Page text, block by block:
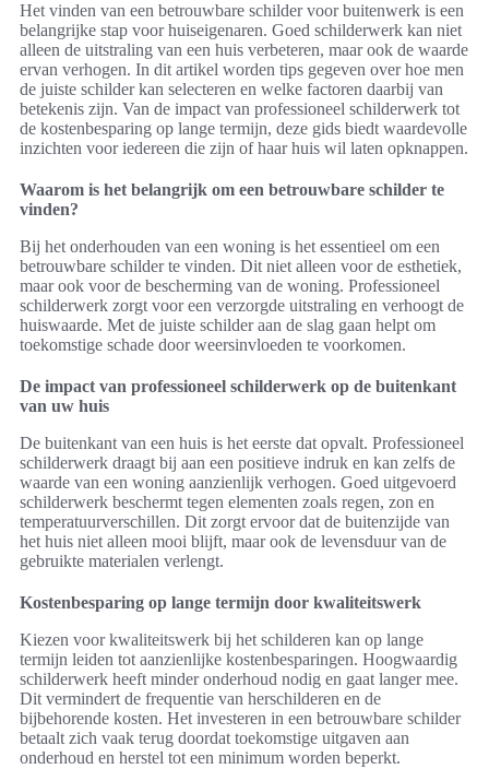
Het vinden van een betrouwbare schilder voor buitenwerk is een
belangrijke stap voor huiseigenaren. Goed schilderwerk kan niet
alleen de uitstraling van een huis verbeteren, maar ook de waarde
ervan verhogen. In dit artikel worden tips gegeven over hoe men
de juiste schilder kan selecteren en welke factoren daarbij van
betekenis zijn. Van de impact van professioneel schilderwerk tot
de kostenbesparing op lange termijn, deze gids biedt waardevolle
inzichten voor iedereen die zijn of haar huis wil laten opknappen.
Waarom is het belangrijk om een betrouwbare schilder te
vinden?
Bij het onderhouden van een woning is het essentieel om een
betrouwbare schilder te vinden. Dit niet alleen voor de esthetiek,
maar ook voor de bescherming van de woning. Professioneel
schilderwerk zorgt voor een verzorgde uitstraling en verhoogt de
huiswaarde. Met de juiste schilder aan de slag gaan helpt om
toekomstige schade door weersinvloeden te voorkomen.
De impact van professioneel schilderwerk op de buitenkant
van uw huis
De buitenkant van een huis is het eerste dat opvalt. Professioneel
schilderwerk draagt bij aan een positieve indruk en kan zelfs de
waarde van een woning aanzienlijk verhogen. Goed uitgevoerd
schilderwerk beschermt tegen elementen zoals regen, zon en
temperatuurverschillen. Dit zorgt ervoor dat de buitenzijde van
het huis niet alleen mooi blijft, maar ook de levensduur van de
gebruikte materialen verlengt.
Kostenbesparing op lange termijn door kwaliteitswerk
Kiezen voor kwaliteitswerk bij het schilderen kan op lange
termijn leiden tot aanzienlijke kostenbesparingen. Hoogwaardig
schilderwerk heeft minder onderhoud nodig en gaat langer mee.
Dit vermindert de frequentie van herschilderen en de
bijbehorende kosten. Het investeren in een betrouwbare schilder
betaalt zich vaak terug doordat toekomstige uitgaven aan
onderhoud en herstel tot een minimum worden beperkt.